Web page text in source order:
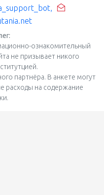
,
ознакомительный
не призывает никого
партнёра. В анкете могут
расходы на содержание